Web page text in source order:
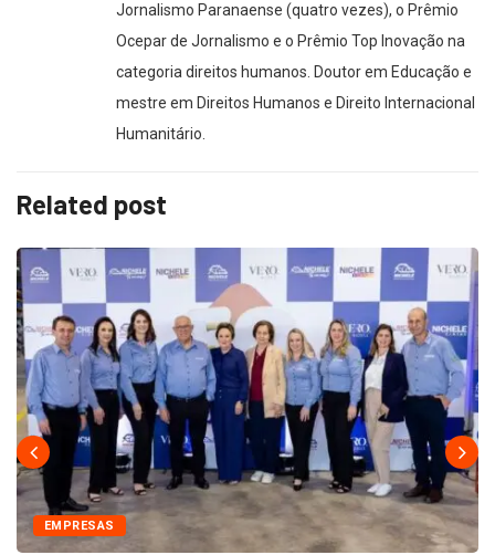
Jornalismo Paranaense (quatro vezes), o Prêmio
Ocepar de Jornalismo e o Prêmio Top Inovação na
categoria direitos humanos. Doutor em Educação e
mestre em Direitos Humanos e Direito Internacional
Humanitário.
Related post
EMPRESAS